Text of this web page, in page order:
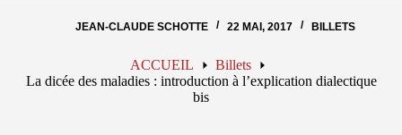
JEAN-CLAUDE SCHOTTE 22 MAI, 2017 BILLETS
ACCUEIL
Billets
La dicée des maladies : introduction à l’explication dialectique
bis